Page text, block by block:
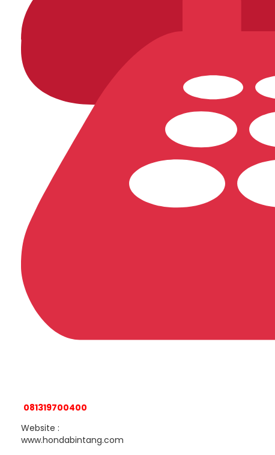
081319700400
Website :
www.hondabintang.com